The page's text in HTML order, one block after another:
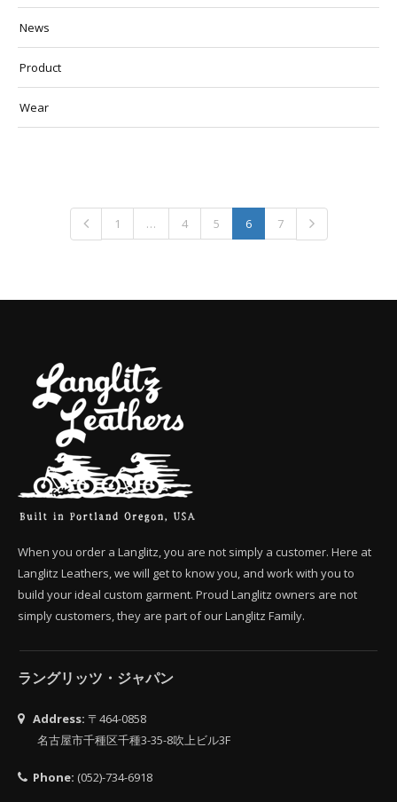
News
Product
Wear
1 … 4 5 6 7
When you order a Langlitz, you are not simply a customer. Here at
Langlitz Leathers, we will get to know you, and work with you to
build your ideal custom garment. Proud Langlitz owners are not
simply customers, they are part of our Langlitz Family.
ラングリッツ・ジャパン
Address: 〒464-0858
名古屋市千種区千種3-35-8吹上ビル3F
Phone: (052)-734-6918